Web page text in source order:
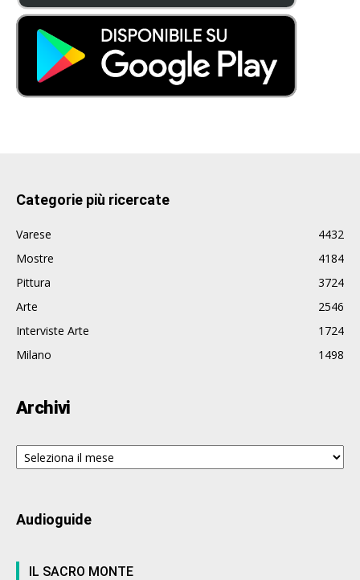
Categorie più ricercate
Varese
4432
Mostre
4184
Pittura
3724
Arte
2546
Interviste Arte
1724
Milano
1498
Archivi
Archivi
Audioguide
IL SACRO MONTE